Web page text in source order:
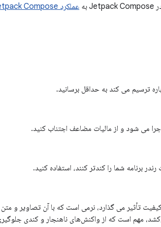
عملکرد Jetpack Compose
ترسیم می کند به حداقل برسانید.
می شود و از مالیات مضاعف اجتناب کنید.
برنامه شما را کندتر کنند، استفاده کنید.
کیفیت تأثیر می گذارد، نرمی است که با آن تصاویر و
مهم است که از واکنش‌های ناهنجار و کندی